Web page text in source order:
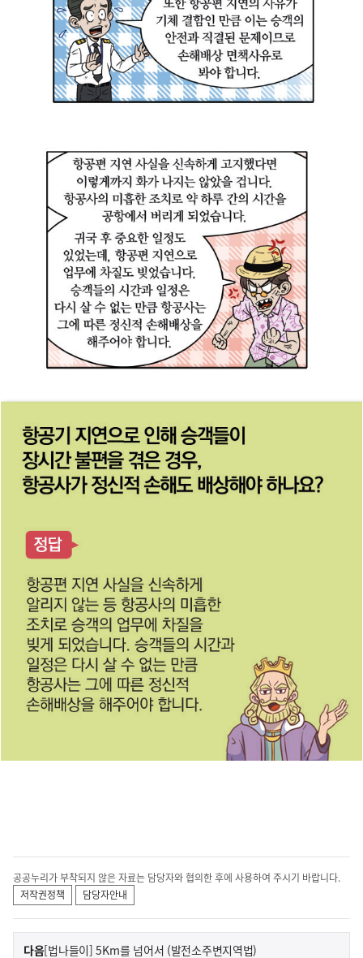
공공누리가 부착되지 않은 자료는 담당자와 협의한 후에 사용하여 주시기 바랍니다.
저작권정책
담당자안내
이다음기
[법나들이] 5Km를 넘어서 (발전소주변지역법)